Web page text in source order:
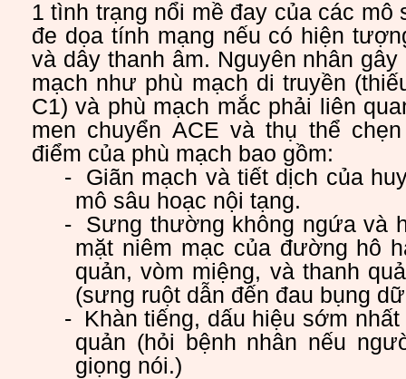
1 tình trạng nổi mề đay của các mô
đe dọa tính mạng nếu có hiện
và dây thanh âm. Nguyên nhân
mạch như phù mạch di truyền
C1) và phù mạch mắc phải liên
men chuyển ACE và thụ thể
điểm của phù mạch bao gồm:
-
Giãn mạch và tiết dịch của
mô sâu hoạc nội tạng.
-
Sưng thường không ngứa và
mặt niêm mạc của đường hô
quản, vòm miệng, và thanh
(sưng ruột dẫn đến đau bụng
- Khàn tiếng, dấu hiệu sớm
quản (hỏi bệnh nhân nếu
giọng nói.)